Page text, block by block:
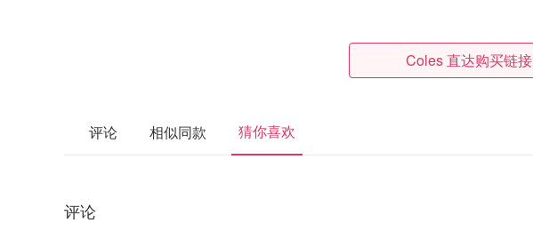
Coles 直达购买链接
评论 相似同款 猜你喜欢
评论